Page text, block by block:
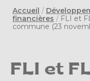
Accueil /
financières / FLI et
commune (23
FLI et